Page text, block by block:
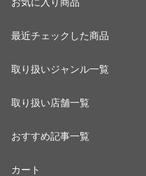
お気に入り商品
最近チェックした商品
取り扱いジャンル一覧
取り扱い店舗一覧
おすすめ記事一覧
カート